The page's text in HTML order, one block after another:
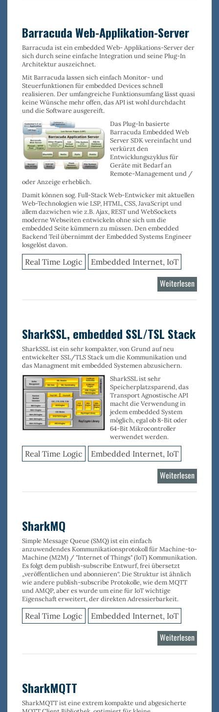
Barracuda Web-Applikation-Server
Barracuda ist ein embedded Web- Applikations-Serverder
sich durch seineeinfache Integration und seinePlug-In
Architekturauszeichnet.
Mit Barracuda lassen sich einfach Monitor- und
Steuerfunktionen für embedded Devicesschnell
realisieren. Derumfangreiche Funktionsumfanglässt quasi
keine Wünsche mehr offen, das API ist wohl durchdacht
und dieSoftware ausgereift.
Das Plug-In basierte
Barracuda Embedded Web
Server SDK vereinfacht und
verkürzt den
Entwicklungszyklusfür
Geräte mit Bedarf an
Remote-Managementund /
oder Anzeigeerheblich.
Damit können sog. Full-Stack Web-Entwickermit aktuellen
Web-Technologien wieLSP, HTML, CSS, JavaScriptund
allem dazwichen wie z.B. Ajax, RESTund WebSockets
moderne Webseiten entwickeln ohne sich um die
embedded Seite kümmern zu müssen. Den embedded
Backend Teil übernimmt der Embedded Systems Engineer
losgelöst davon.
Real Time Logic Embedded Internet, IoT
Weiterlesen
Server
SharkSSL, embedded SSL/TSL Stack
SharkSSL ist ein sehr kompakter, von Grund auf neu
entwickelter SSL/TLS Stack um die Kommunikation und
das Managment mit embedded Systemen abzusichern.
SharkSSL ist sehr
Speicherplatzsparend, das
Transport Agnostische API
macht die Verwendung in
jedem embedded System
möglich, egal ob 8-Bit oder
64-Bit Mikrocontroller
werwendet werden.
Real Time Logic Embedded Internet, IoT
Weiterlesen
SharkMQ
Simple Message Queue (SMQ) ist ein einfach
anzuwendendes Kommunikationsprotokoll für Machine-to-
Machine (M2M) / "Internet of Things" (IoT) Kommunikation.
Es folgt dem publish-subscribe Entwurf, frei übersetzt
„veröffentlichen und abonnieren“. Die Struktur ist ähnlich
wie andere publish-subscribe Protokolle, wie dem MQTT
und AMQP, aber es wurde um eine für IoT wichtige
Eigenschaft erweitert, der direkten Adressierbarkeit.
Real Time Logic Embedded Internet, IoT
Weiterlesen
SharkMQTT
SharkMQTT ist eine extrem kompakte und abgesicherte